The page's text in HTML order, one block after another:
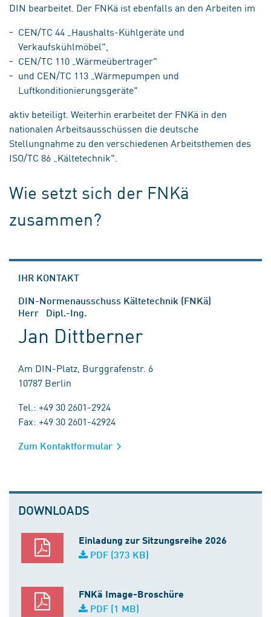
DIN bearbeitet. Der FNKä ist ebenfalls an den Arbeiten im
CEN/TC 44 „Haushalts-Kühlgeräte und
Verkaufskühlmöbel",
CEN/TC 110 „Wärmeübertrager"
und CEN/TC 113 „Wärmepumpen und
Luftkonditionierungsgeräte"
aktiv beteiligt. Weiterhin erarbeitet der FNKä in den
nationalen Arbeitsausschüssen die deutsche
Stellungnahme zu den verschiedenen Arbeitsthemen des
ISO/TC 86 „Kältetechnik".
Wie setzt sich der FNKä
zusammen?
IHR KONTAKT
DIN-Normenausschuss Kältetechnik (FNKä)
Herr Dipl.-Ing.
Jan Dittberner
Am DIN-Platz, Burggrafenstr. 6
10787 Berlin
Tel.: +49 30 2601-2924
Fax: +49 30 2601-42924
Zum Kontaktformular
DOWNLOADS
Einladung zur Sitzungsreihe 2026
PDF (373 KB)
FNKä Image-Broschüre
PDF (1 MB)